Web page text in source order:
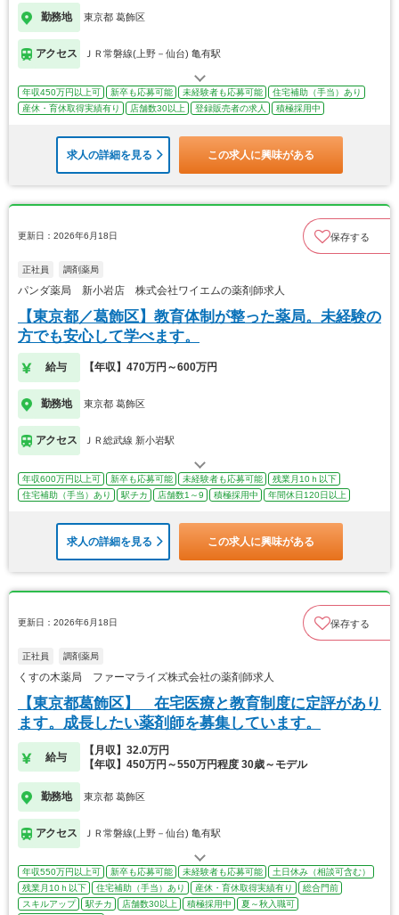
勤務地 東京都 葛飾区
アクセス ＪＲ常磐線(上野－仙台) 亀有駅
年収450万円以上可 新卒も応募可能 未経験者も応募可能
住宅補助（手当）あり
産休・育休取得実績有り
店舗数30以上 登録販売者の求人 積極採用中
求人の詳細を見る この求人に興味がある
更新日：2026年6月18日 保存する
正社員 調剤薬局
パンダ薬局 新小岩店 株式会社ワイエムの薬剤師求人
【東京都／葛飾区】教育体制が整った薬局。未経験の
方でも安心して学べます。
給与 【年収】470万円～600万円
勤務地 東京都 葛飾区
アクセス ＪＲ総武線 新小岩駅
年収600万円以上可 新卒も応募可能 未経験者も応募可能
残業月10ｈ以下
住宅補助（手当）あり
駅チカ 店舗数1～9 積極採用中 年間休日120日以上
求人の詳細を見る この求人に興味がある
更新日：2026年6月18日 保存する
正社員 調剤薬局
くすの木薬局 ファーマライズ株式会社の薬剤師求人
【東京都葛飾区】 在宅医療と教育制度に定評があり
ます。成長したい薬剤師を募集しています。
給与
【月収】32.0万円
【年収】450万円～550万円程度 30歳～モデル
勤務地 東京都 葛飾区
アクセス ＪＲ常磐線(上野－仙台) 亀有駅
年収550万円以上可 新卒も応募可能 未経験者も応募可能
土日休み（相談可含む）
残業月10ｈ以下
住宅補助（手当）あり 産休・育休取得実績有り
総合門前
スキルアップ
駅チカ 店舗数30以上 積極採用中
夏～秋入職可